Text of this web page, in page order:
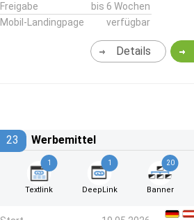
Freigabe
bis 6 Wochen
Mobil-Landingpage
verfügbar
Details
23 Werbemittel
1
Textlink
1
DeepLink
20
Banner